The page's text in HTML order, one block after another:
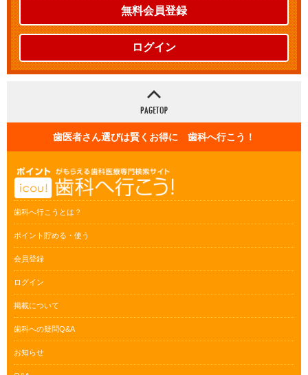
無料会員登録
ログイン
歯医者さん選びは賢くお得に 歯科へ行こう！
歯科へ行こうとは？
ポイント貯める・使う
会員登録
ログイン
掲載について
歯科への疑問Q&A
お知らせ